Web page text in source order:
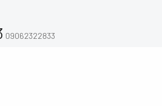
09062322833